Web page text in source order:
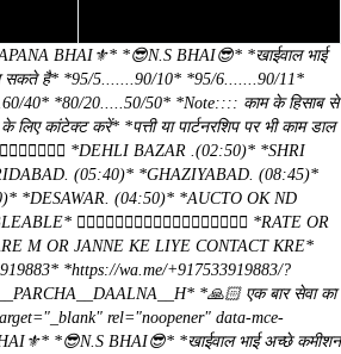
BHAI⚜️* *😎N.S BHAI😎* *खाईवाल भाई
सकते है* *95/5.......90/10* *95/6.......90/11*
40* *80/20.....50/50* *Note:::: काम के हिसाब से
लिए कांटेक्ट करें* *पत्ती या पार्टनरशिप पर भी काम डाल
*DEHLI BAZAR .(02:50)* *SHRI
(05:40)* *GHAZIYABAD. (08:45)*
*DESAWAR. (04:50)* *AUCTO OK ND
☝🏻☝🏻☝🏻☝🏻☝🏻☝🏻☝🏻☝🏻☝🏻 *RATE OR
M OR JANNE KE LIYE CONTACT KRE*
*https://wa.me/+917533919883/?
*🙏🏻 एक बार सेवा का
rel="noopener" data-mce-
*😎N.S BHAI😎* *खाईवाल भाई अच्छे कमीशन